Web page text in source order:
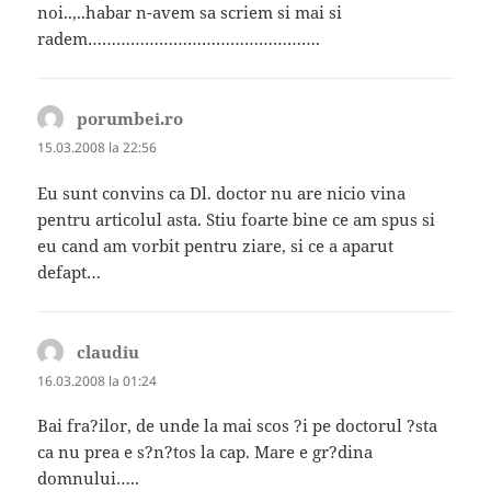
noi..,..habar n-avem sa scriem si mai si
radem………………………………………….
porumbei.ro
15.03.2008 la 22:56
Eu sunt convins ca Dl. doctor nu are nicio vina
pentru articolul asta. Stiu foarte bine ce am spus si
eu cand am vorbit pentru ziare, si ce a aparut
defapt…
claudiu
16.03.2008 la 01:24
Bai fra?ilor, de unde la mai scos ?i pe doctorul ?sta
ca nu prea e s?n?tos la cap. Mare e gr?dina
domnului…..